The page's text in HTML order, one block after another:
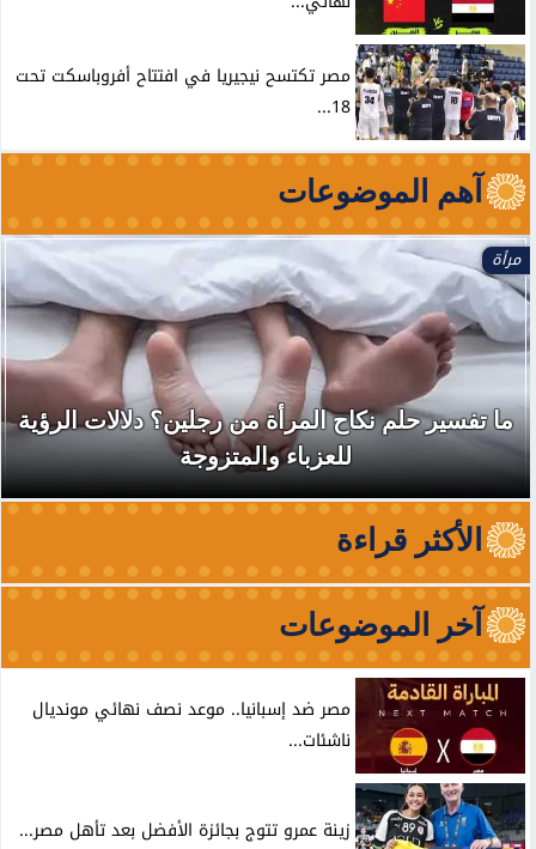
مصر تكتسح نيجيريا في افتتاح أفروباسكت تحت
18...
آهم الموضوعات
مرأة
ما تفسير حلم نكاح المرأة من رجلين؟ دلالات الرؤية
للعزباء والمتزوجة
الأكثر قراءة
آخر الموضوعات
مصر ضد إسبانيا.. موعد نصف نهائي مونديال
ناشئات...
زينة عمرو تتوج بجائزة الأفضل بعد تأهل مصر...